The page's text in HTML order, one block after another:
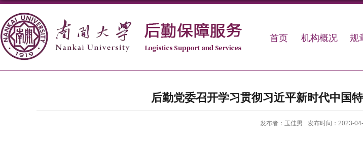
首页 机构概况 规
后勤党委召开学习贯彻习近平新时代中国
发布者：玉佳男 发布时间：2023-